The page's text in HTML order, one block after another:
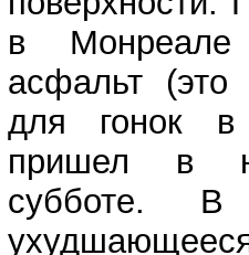
в Монреале
асфальт (это
для гонок в
пришел в
субботе. В